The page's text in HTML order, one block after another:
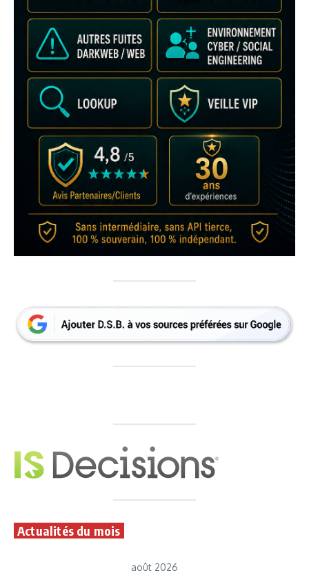
Actualités du mois
août 2026